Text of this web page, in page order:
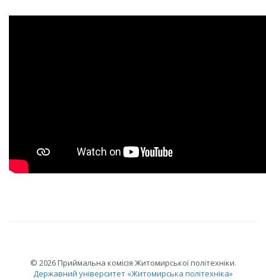
© 2026 Приймальна комісія Житомирської політехніки.
Державний університет «Житомирська політехніка»